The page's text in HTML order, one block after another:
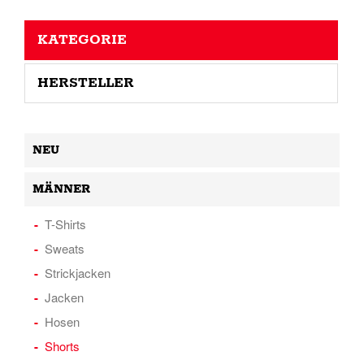
KATEGORIE
HERSTELLER
NEU
MÄNNER
T-Shirts
Sweats
Strickjacken
Jacken
Hosen
Shorts